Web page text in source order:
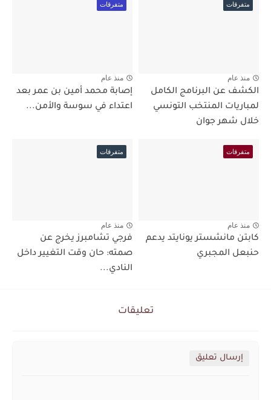
متفرقات
منذ عام
الكشف عن البرنامج الكامل
لمباريات المنتخب التونسي
خلال شهر جوان
متفرقات
منذ عام
إصابة محمد أمين بن عمر بعد
اعتداء في سوسة والأمن...
متفرقات
منذ عام
كابتن مانشستر يونايتد يدعم
حنبعل المجبري
متفرقات
منذ عام
فرجي تشامبرز يخرج عن
صمته: حان وقت التغيير داخل
النادي...
تعليقات
إرسال تعليق